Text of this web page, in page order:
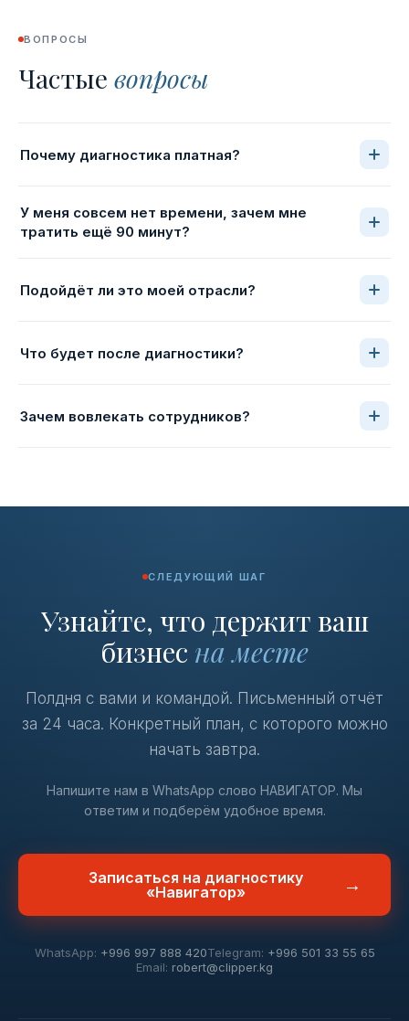
ВОПРОСЫ
Частые вопросы
Почему диагностика платная?
У меня совсем нет времени, зачем мне
тратить ещё 90 минут?
Подойдёт ли это моей отрасли?
Что будет после диагностики?
Зачем вовлекать сотрудников?
СЛЕДУЮЩИЙ ШАГ
Узнайте, что держит ваш
бизнес на месте
Полдня с вами и командой. Письменный отчёт
за 24 часа. Конкретный план, с которого можно
начать завтра.
Напишите нам в WhatsApp слово НАВИГАТОР. Мы
ответим и подберём удобное время.
Записаться на диагностику
«Навигатор»
→
WhatsApp: +996 997 888 420Telegram: +996 501 33 55 65
Email: robert@clipper.kg